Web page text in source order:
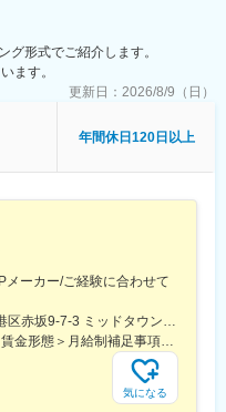
保する評価系の構築
セスの実行
・品質対応
に直接貢献している手応えを
してのキャリア、またはマネ
を牽引するキャリアなど、多
。ご本人の志向や適性を尊重
を設計できる環境が整ってお
だくことが可能です。
の知見や技術に触れながら、
す。
製造移管時などには英語での
形式でご紹介します。
ます。
更新日： 2026/8/9（日）
年間休日120日以上
メーカー/ご経験に合わせて
＜勤務地詳細＞本社住所：東京都港区赤坂9-7-3 ミッドタウン・ウェスト勤務地最寄駅：東京メトロ日比谷線／都営大江戸線／六本木駅受動喫煙対策：敷地内全面禁煙
＜予定年収＞600万円～900万円＜賃金形態＞月給制補足事項なし＜賃金内訳＞月額（基本給）：300,000円～500,000円＜月給＞300,000円～500,000円＜昇給有無＞有＜残業手当＞有賃金はあくまでも目安の金額であり、選考を通じて上下する可能性があります。月給(月額)は固定手当を含めた表記です。
気になる